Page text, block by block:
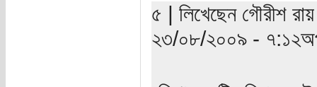
৫ | লিখেছেন গৌরীশ
২৩/০৮/২০০৯ -